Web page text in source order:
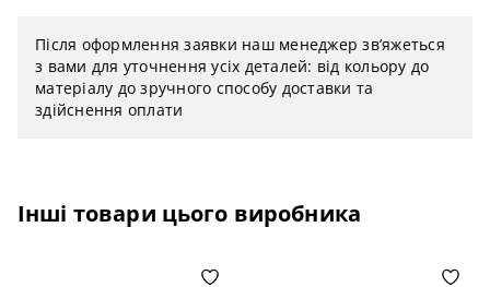
Після оформлення заявки наш менеджер зв’яжеться
з вами для уточнення усіх деталей: від кольору до
матеріалу до зручного способу доставки та
здійснення оплати
Інші товари цього виробника